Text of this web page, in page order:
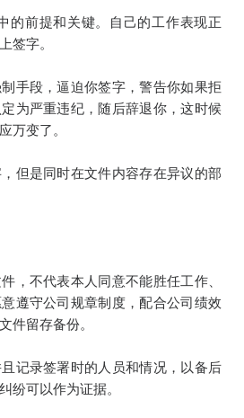
的前提和关键。自己的工作表现正
签字。
手段，逼迫你签字，警告你如果拒
为严重违纪，随后辞退你，这时候
万变了。
但是同时在文件内容存在异议的部
，不代表本人同意不能胜任工作、
遵守公司规章制度，配合公司绩效
件留存备份。
记录签署时的人员和情况，以备后
纷可以作为证据。